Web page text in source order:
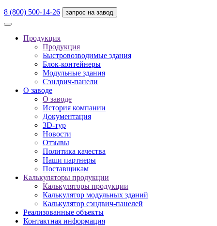
8 (800) 500-14-26 запрос на завод
Продукция
Продукция
Быстровозводимые здания
Блок-контейнеры
Модульные здания
Сэндвич-панели
О заводе
О заводе
История компании
Документация
3D-тур
Новости
Отзывы
Политика качества
Наши партнеры
Поставщикам
Калькуляторы продукции
Калькуляторы продукции
Калькулятор модульных зданий
Калькулятор сэндвич-панелей
Реализованные объекты
Контактная информация